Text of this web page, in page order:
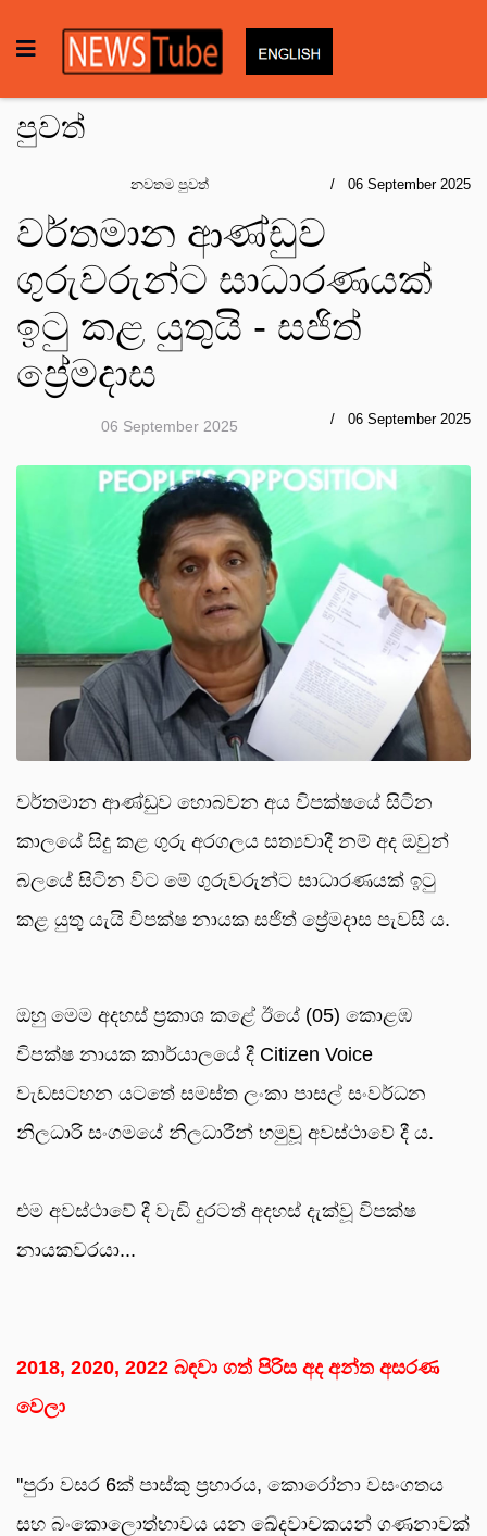
පුවත්
නවතම පුවත් 06 September 2025
වර්තමාන ආණ්ඩුව
ගුරුවරුන්ට සාධාරණයක්
ඉටු කළ යුතුයි - සජිත්
ප්‍රේමදාස
06 September 2025 06 September 2025
වර්තමාන ආණ්ඩුව හොබවන අය විපක්ෂයේ සිටින
කාලයේ සිදු කළ ගුරු අරගලය සත්‍යවාදී නම් අද ඔවුන්
බලයේ සිටින විට මේ ගුරුවරුන්ට සාධාරණයක් ඉටු
කළ යුතු යැයි විපක්ෂ නායක සජිත් ප්‍රේමදාස පැවසී ය.
ඔහු මෙම අදහස් ප්‍රකාශ කළේ ඊයේ (05) කොළඹ
විපක්ෂ නායක කාර්යාලයේ දී Citizen Voice
වැඩසටහන යටතේ සමස්ත ලංකා පාසල් සංවර්ධන
නිලධාරි සංගමයේ නිලධාරීන් හමුවූ අවස්ථාවේ දී ය.
එම අවස්ථාවේ දී වැඩි දුරටත් අදහස් දැක්වූ විපක්ෂ
නායකවරයා...
2018, 2020, 2022 බඳවා ගත් පිරිස අද අන්ත අසරණ
වෙලා
''පුරා වසර 6ක් පාස්කු ප්‍රහාරය, කොරෝනා වසංගතය
සහ බංකොලොත්භාවය යන ඛේදවාචකයන් ගණනාවක්